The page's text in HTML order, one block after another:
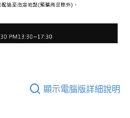
顯示電腦版詳細說明